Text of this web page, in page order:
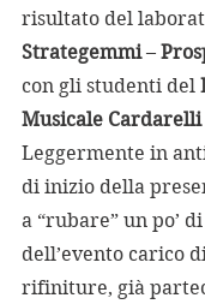
risultato del
Strategemmi –
con gli studenti del
Musicale Cardarelli
Leggermente in
di inizio della
a “rubare” un po’
dell’evento carico
rifiniture, già